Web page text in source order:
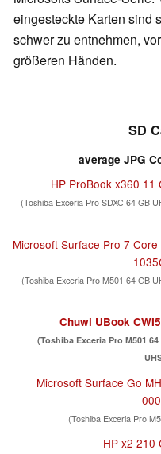
eingesteckte Karten sind
schwer zu entnehmen,
größeren Händen.
SD
average JPG
HP ProBook x360 11
(Toshiba Exceria Pro SDXC 64 GB
Microsoft Surface Pro 7 Core
(Toshiba Exceria Pro M501 64 GB
Chuwi UBook
(Toshiba Exceria Pro M501 64
Microsoft Surface Go
(Toshiba Exceria Pro
HP x2 210